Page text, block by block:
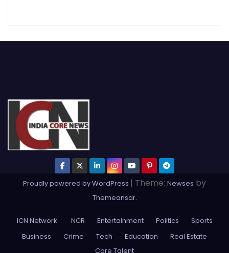
Proudly powered by WordPress | Theme: Newses by
Themeansar.
ICN Network NCR Entertainment Politics
Sports
Business
Crime Tech Education
Real Estate
Core Talent